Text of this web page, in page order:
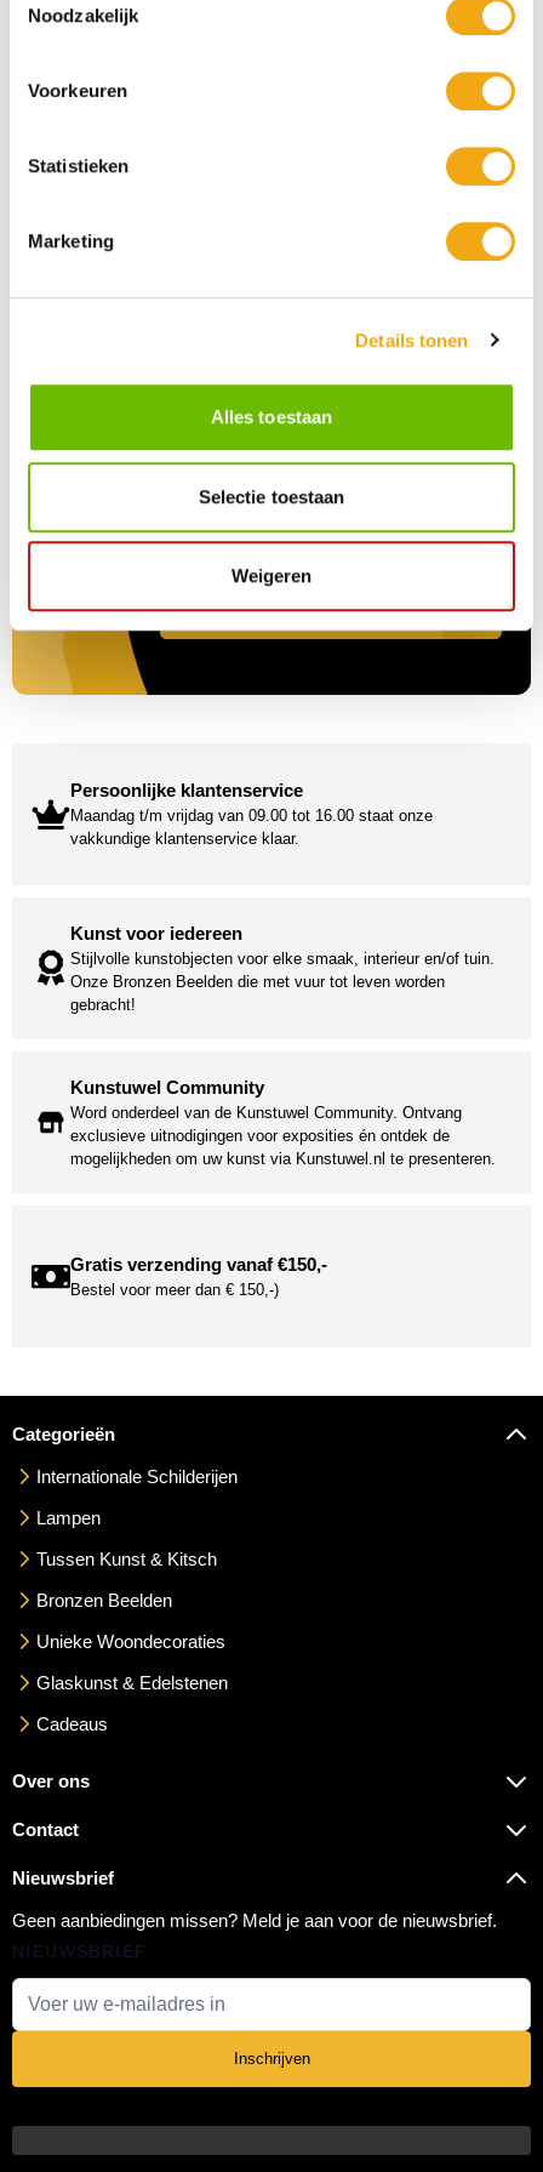
Noodzakelijk
Voorkeuren
Statistieken
Marketing
Details tonen
Alles toestaan
Selectie toestaan
Weigeren
Rigel's Rise 1 - Andriy Klishyn
Persoonlijke klantenservice
Maandag t/m vrijdag van 09.00 tot 16.00 staat onze
vakkundige klantenservice klaar.
Kunst voor iedereen
Stijlvolle kunstobjecten voor elke smaak, interieur en/of tuin.
Onze Bronzen Beelden die met vuur tot leven worden
gebracht!
Kunstuwel Community
Word onderdeel van de Kunstuwel Community. Ontvang
exclusieve uitnodigingen voor exposities én ontdek de
mogelijkheden om uw kunst via Kunstuwel.nl te presenteren.
Gratis verzending vanaf €150,-
Bestel voor meer dan € 150,-)
Categorieën
Internationale Schilderijen
Lampen
Tussen Kunst & Kitsch
Bronzen Beelden
Unieke Woondecoraties
Glaskunst & Edelstenen
Cadeaus
Over ons
Contact
Nieuwsbrief
Geen aanbiedingen missen? Meld je aan voor de nieuwsbrief.
NIEUWSBRIEF
Inschrijven